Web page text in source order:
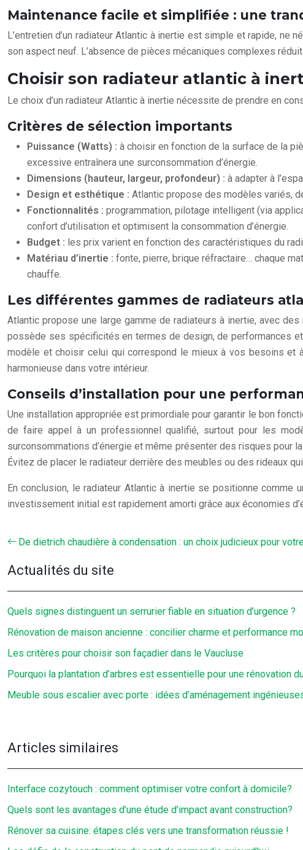
Maintenance facile et simplifiée : une
L’entretien d’un radiateur Atlantic à inertie est simple et rapide, ne
son aspect neuf. L’absence de pièces mécaniques complexes
Choisir son radiateur atlantic à
Le choix d’un radiateur Atlantic à inertie nécessite de prendre en
Critères de sélection importants
Puissance (Watts) : à choisir en fonction de la surface de la
excessive entraînera une surconsommation d’énergie.
Dimensions (hauteur, largeur, profondeur) : à adapter à
Design et esthétique : Atlantic propose des modèles variés,
Fonctionnalités : programmation, pilotage intelligent (via
confort d’utilisation et optimisent la consommation d’énergie.
Budget : les prix varient en fonction des caractéristiques du
Matériau d’inertie : fonte, pierre, brique réfractaire… chaque
chauffe.
Les différentes gammes de radiateurs
Atlantic propose une large gamme de radiateurs à inertie, avec
possède ses spécificités en termes de design, de performances
modèle et choisir celui qui correspond le mieux à vos besoins et
harmonieuse dans votre intérieur.
Conseils d’installation pour une
Une installation appropriée est primordiale pour garantir le bon
de faire appel à un professionnel qualifié, surtout pour les
surconsommations d’énergie et même présenter des risques pour
Évitez de placer le radiateur derrière des meubles ou des rideaux
En conclusion, le radiateur Atlantic à inertie se positionne comme
investissement initial est rapidement amorti grâce aux économies
De dietrich chaudière à condensation : un choix judicieux pour
Actualités du site
Quels signes distinguent un serrurier fiable en situation d’urgence ?
Rénovation de maison ancienne : concilier charme et performance
Les critères pour choisir son façadier dans le Vaucluse
Pourquoi la plantation d’arbres est essentielle pour une rénovation
Meuble sous escalier avec porte : idées d’aménagement
Articles similaires
Interface cozytouch : comment optimiser votre confort à domicile?
Quels sont les avantages d’une étude d’impact avant construction?
Rénover sa cuisine: étapes clés vers une transformation réussie !